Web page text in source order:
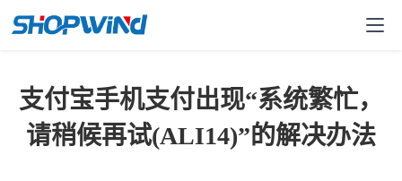
支付宝手机支付出现“系统繁忙，
请稍候再试(ALI14)”的解决办法